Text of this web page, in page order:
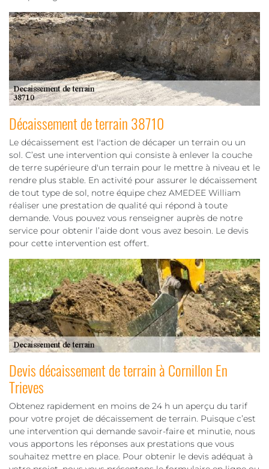
Décaissement de terrain 38710
Le décaissement est l'action de décaper un terrain ou un
sol. C’est une intervention qui consiste à enlever la couche
de terre supérieure d'un terrain pour le mettre à niveau et le
rendre plus stable. En activité pour assurer le décaissement
de tout type de sol, notre équipe chez AMEDEE William
réaliser une prestation de qualité qui répond à toute
demande. Vous pouvez vous renseigner auprès de notre
service pour obtenir l’aide dont vous avez besoin. Le devis
pour cette intervention est offert.
Devis décaissement de terrain à Cornillon En
Trieves
Obtenez rapidement en moins de 24 h un aperçu du tarif
pour votre projet de décaissement de terrain. Puisque c’est
une intervention qui demande savoir-faire et minutie, nous
vous apportons les réponses aux prestations que vous
souhaitez mettre en place. Pour obtenir le devis adéquat à